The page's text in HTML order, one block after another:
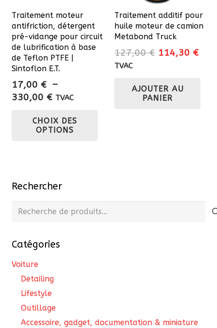
Traitement moteur
antifriction, détergent
pré-vidange pour circuit
de lubrification à base
de Teflon PTFE |
Sintoflon E.T.
17,00 € –
330,00 €Plage
prix :
17,00 €
TVAC
CHOIX DES
OPTIONS
Traitement additif pour
huile moteur de camion
Metabond Truck
127,00€ Le
était :
127,00 €.
114,30 €Le
TVAC
AJOUTER AU
PANIER
Rechercher
Recherche
Catégories
Voiture
Detailing
Lifestyle
Outillage
Accessoire, gadget, documentation & miniature